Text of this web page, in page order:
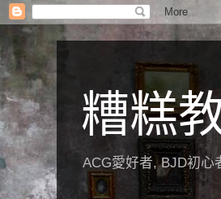
糟糕
ACG愛好者, BJD初心